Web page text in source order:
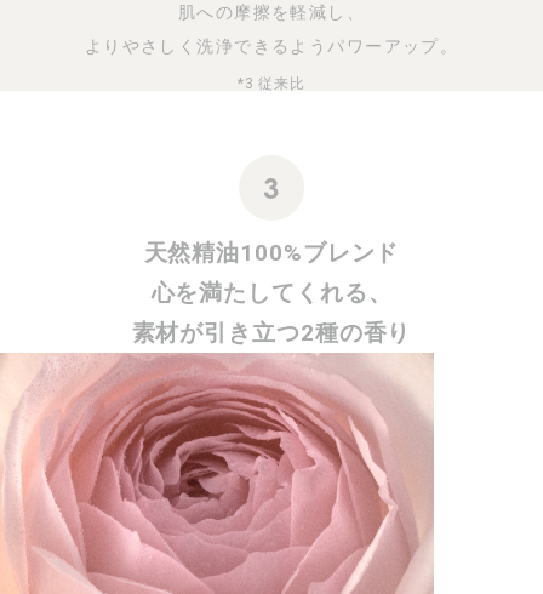
肌への摩擦を軽減し、
よりやさしく洗浄できるようパワーアップ。
*3 従来比
天然精油100%ブレンド
心を満たしてくれる、
素材が引き立つ2種の香り